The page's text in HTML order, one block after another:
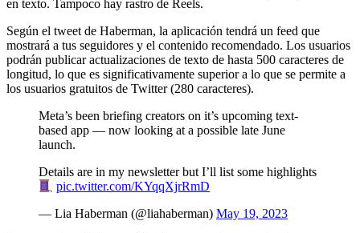
en texto. Tampoco hay rastro de Reels.
Según el tweet de Haberman, la aplicación tendrá un feed que
mostrará a tus seguidores y el contenido recomendado. Los usuarios
podrán publicar actualizaciones de texto de hasta 500 caracteres de
longitud, lo que es significativamente superior a lo que se permite a
los usuarios gratuitos de Twitter (280 caracteres).
Meta’s been briefing creators on it’s upcoming text-
based app — now looking at a possible late June
launch.
Details are in my newsletter but I’ll list some highlights
pic.twitter.com/KYqqXjrRmD
— Lia Haberman (@liahaberman) May 19, 2023